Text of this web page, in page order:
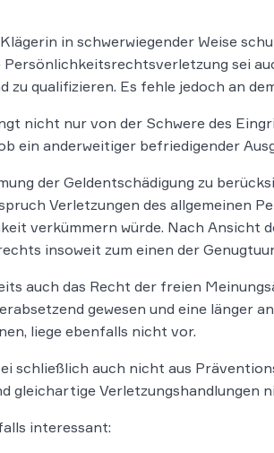
in schwerwiegender Weise
Persönlichkeitsrechtsverletzung sei
zu qualifizieren. Es fehle jedoch an
nicht nur von der Schwere des
ein anderweitiger befriedigender
der Geldentschädigung zu
Verletzungen des
verkümmern würde. Nach Ansicht
insoweit zum einen der
auch das Recht der freien
gewesen und eine länger
liege ebenfalls nicht vor.
schließlich auch nicht aus
gleichartige Verletzungshandlungen
interessant: